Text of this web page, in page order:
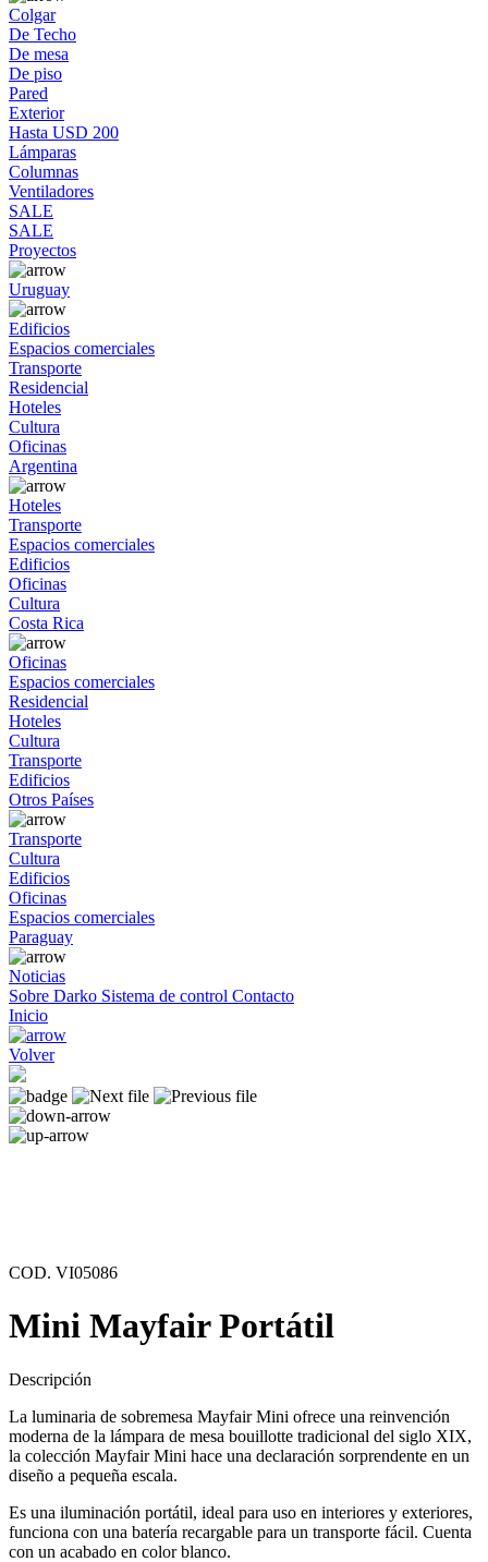
Colgar
De Techo
De mesa
De piso
Pared
Exterior
Hasta USD 200
Lámparas
Columnas
Ventiladores
SALE
SALE
Proyectos
Uruguay
Edificios
Espacios comerciales
Transporte
Residencial
Hoteles
Cultura
Oficinas
Argentina
Hoteles
Transporte
Espacios comerciales
Edificios
Oficinas
Cultura
Costa Rica
Oficinas
Espacios comerciales
Residencial
Hoteles
Cultura
Transporte
Edificios
Otros Países
Transporte
Cultura
Edificios
Oficinas
Espacios comerciales
Paraguay
Noticias
Sobre Darko Sistema de control Contacto
Inicio
Volver
COD. VI05086
Mini Mayfair Portátil
Descripción
La luminaria de sobremesa Mayfair Mini ofrece una reinvención
moderna de la lámpara de mesa bouillotte tradicional del siglo XIX,
la colección Mayfair Mini hace una declaración sorprendente en un
diseño a pequeña escala.
Es una iluminación portátil, ideal para uso en interiores y exteriores,
funciona con una batería recargable para un transporte fácil. Cuenta
con un acabado en color blanco.